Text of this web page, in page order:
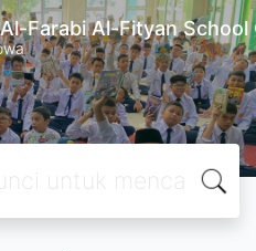
Farabi Al-Fityan School